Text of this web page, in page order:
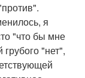
я
"что бы мне
"нет",